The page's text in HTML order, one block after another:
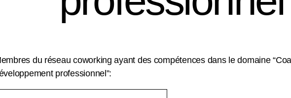
du réseau coworking ayant des compétences dans le domaine
professionnel”: